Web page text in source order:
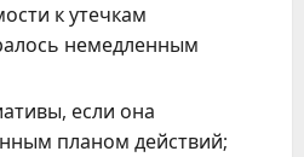
к утечкам
немедленным
если она
планом действий;